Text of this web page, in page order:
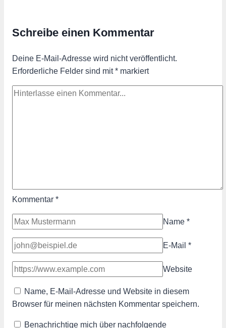
Schreibe einen Kommentar
Deine E-Mail-Adresse wird nicht veröffentlicht.
Erforderliche Felder sind mit* markiert
Kommentar *
Name *
E-Mail *
Website
Name, E-Mail-Adresse und Website in diesem
Browser für meinen nächsten Kommentar speichern.
Benachrichtige mich über nachfolgende